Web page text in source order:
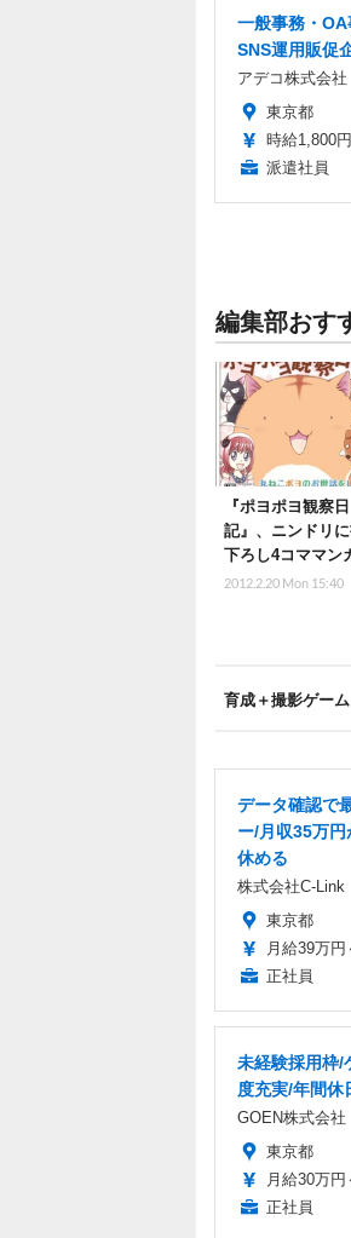
一般事務・
SNS運用販促
アデコ株式会社
東京都
時給1,800
派遣社員
編集部おす
『ポヨポヨ観察日
記』、ニンドリ
下ろし4コママン
2012.2.20 Mon 15:40
育成＋撮影ゲー
データ確認で
ー/月収35万
休める
株式会社C-Link
東京都
月給39万円
正社員
未経験採用枠/
度充実/年間休
GOEN株式会社
東京都
月給30万円
正社員